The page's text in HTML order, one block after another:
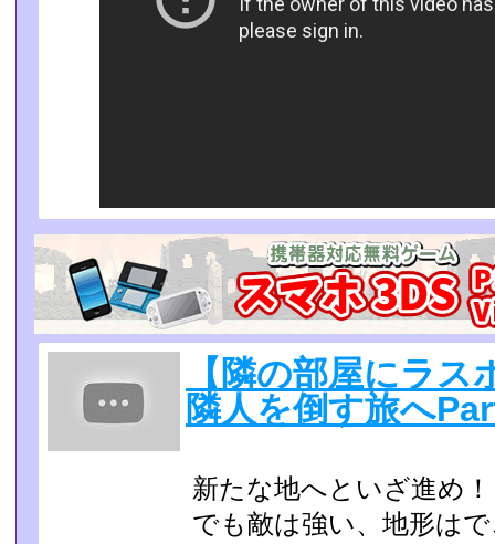
【隣の部屋にラ
隣人を倒す旅へ
新たな地へといざ進め！
でも敵は強い、地形は